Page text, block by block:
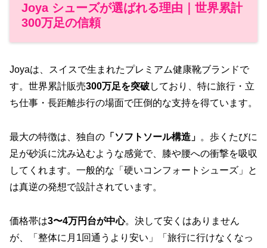
Joya シューズが選ばれる理由｜世界累計
300万足の信頼
Joyaは、スイスで生まれたプレミアム健康靴ブランドで
す。世界累計販売300万足を突破しており、特に旅行・立
ち仕事・長距離歩行の場面で圧倒的な支持を得ています。
最大の特徴は、独自の 「ソフトソール構造」 。歩くたびに
足が砂浜に沈み込むような感覚で、膝や腰への衝撃を吸収
してくれます。一般的な「硬いコンフォートシューズ」と
は真逆の発想で設計されています。
価格帯は3〜4万円台が中心。決して安くはありません
が、「整体に月1回通うより安い」「旅行に行けなくなっ